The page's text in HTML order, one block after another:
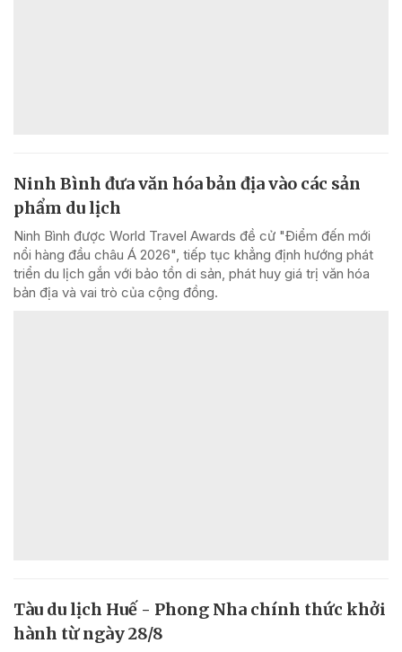
Ninh Bình đưa văn hóa bản địa vào các sản
phẩm du lịch
Ninh Bình được World Travel Awards đề cử "Điểm đến mới
nổi hàng đầu châu Á 2026", tiếp tục khẳng định hướng phát
triển du lịch gắn với bảo tồn di sản, phát huy giá trị văn hóa
bản địa và vai trò của cộng đồng.
Tàu du lịch Huế - Phong Nha chính thức khởi
hành từ ngày 28/8